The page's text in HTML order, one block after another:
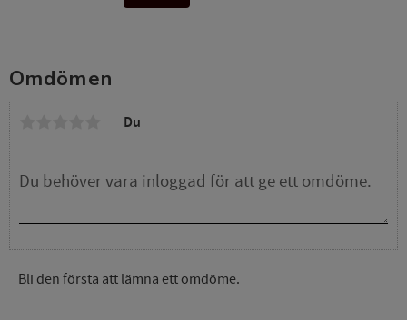
Omdömen
Du
Bli den första att lämna ett omdöme.